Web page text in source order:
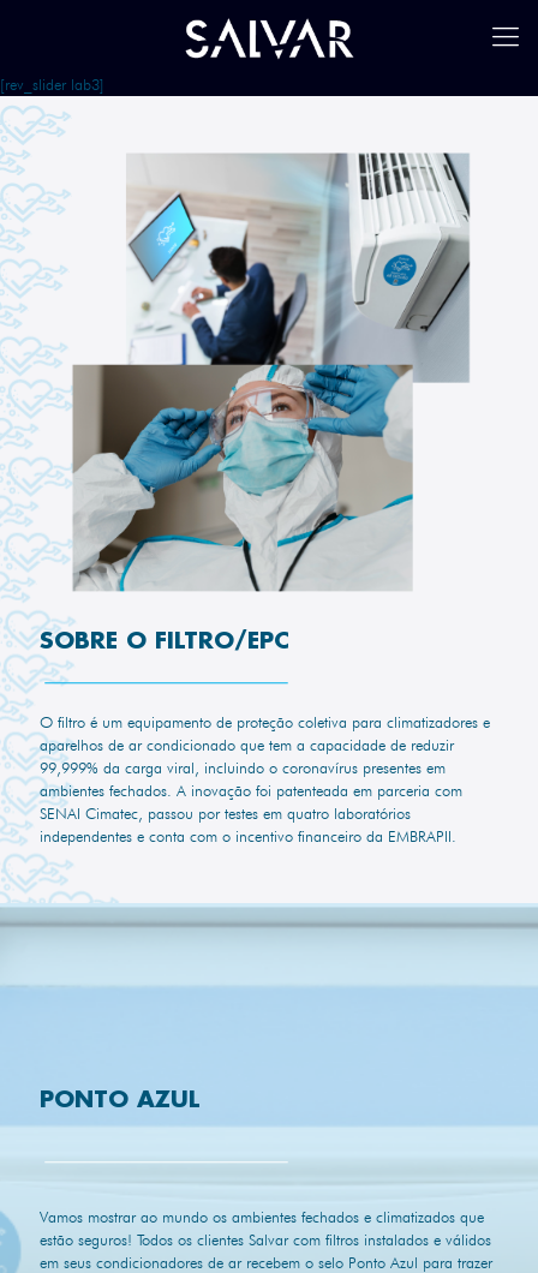
[rev_slider lab3]
SOBRE O FILTRO/EPC
O filtro é um equipamento de proteção coletiva para climatizadores e
aparelhos de ar condicionado que tem a capacidade de reduzir
99,999% da carga viral, incluindo o coronavírus presentes em
ambientes fechados. A inovação foi patenteada em parceria com
SENAI Cimatec, passou por testes em quatro laboratórios
independentes e conta com o incentivo financeiro da EMBRAPII.
PONTO AZUL
Vamos mostrar ao mundo os ambientes fechados e climatizados que
estão seguros! Todos os clientes Salvar com filtros instalados e válidos
em seus condicionadores de ar recebem o selo Ponto Azul para trazer